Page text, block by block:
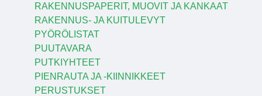
RAKENNUSPAPERIT, MUOVIT JA KANKAAT
RAKENNUS- JA KUITULEVYT
PYÖRÖLISTAT
PUUTAVARA
PUTKIYHTEET
PIENRAUTA JA -KIINNIKKEET
PERUSTUKSET